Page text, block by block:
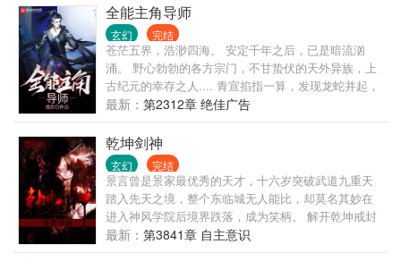
全能主角导师
玄幻 完结
苍茫五界，浩渺四海。 安定千年之后，已是暗流汹
涌。 野心勃勃的各方宗门，不甘蛰伏的天外异族，上
古纪元的幸存之人.... 青宣掐指一算，发现龙蛇并起，
群龙角逐的大时代即将到来。不禁心中一喜，伸了伸
懒腰，走出了窝了十年的小山沟。 “是时候该哥出山，
让这片天地变得更精彩了~！” PS：本人青宣，常年招
生，专门传授各种绝世功法，包你成为高富帅，赢取
白富美，走上人生巅峰！ 学费不贵，一顿饭足矣~。
最新： 第2312章 绝佳广告
乾坤剑神
玄幻 完结
景言曾是景家最优秀的天才，十六岁突破武道九重天
踏入先天之境，整个东临城无人能比，却莫名其妙在
进入神风学院后境界跌落，成为笑柄。 解开乾坤戒封
印，重新崛起，最终制霸天元大陆，成为无数武者仰
望的存在。
最新： 第3841章 自主意识